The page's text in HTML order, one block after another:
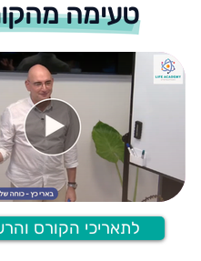
טעימה
לתאריכי הקורס